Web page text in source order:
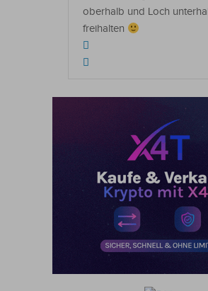
oberhalb und Loch
freihalten